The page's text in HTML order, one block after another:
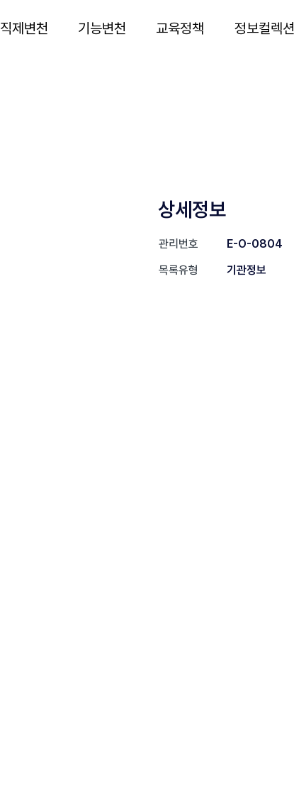
직제변천 기능변천 교육정책 정보컬렉션
상세정보
관리번호
E-O-0804
목록유형
기관정보